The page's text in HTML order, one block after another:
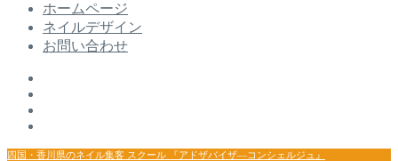
ホームページ
ネイルデザイン
お問い合わせ
四国・香川県のネイル集客 スクール 『アドザバイザ―コンシェルジュ』